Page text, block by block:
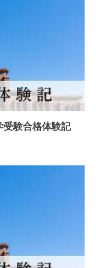
受験合格体験記